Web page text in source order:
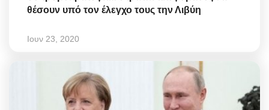
θέσουν υπό τον έλεγχο τους την Λιβύη
Ιουν 23, 2020